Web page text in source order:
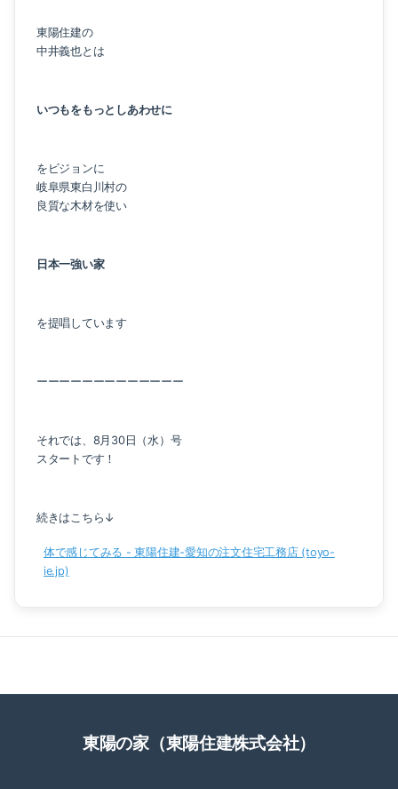
東陽住建の
中井義也とは
いつもをもっとしあわせに
をビジョンに
岐阜県東白川村の
良質な木材を使い
日本一強い家
を提唱しています
ーーーーーーーーーーーーー
それでは、8月30日（水）号
スタートです！
続きはこちら↓
体で感じてみる - 東陽住建-愛知の注文住宅工務店 (toyo-
ie.jp)
東陽の家（東陽住建株式会社）